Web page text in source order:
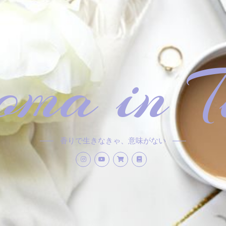
in
香りで生きなきゃ、意味がない